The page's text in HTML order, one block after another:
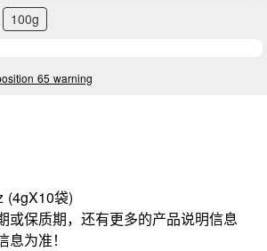
100g
65 warning
(4gX10袋)
或保质期，还有更多的产品说明信息
为准！